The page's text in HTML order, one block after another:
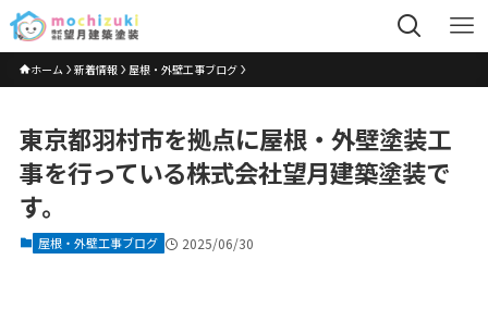
ホーム 新着情報 屋根・外壁工事ブログ
東京都羽村市を拠点に屋根・外壁塗装工
事を行っている株式会社望月建築塗装で
す。
屋根・外壁工事ブログ 2025/06/30